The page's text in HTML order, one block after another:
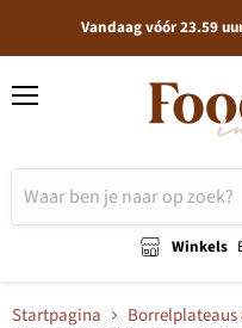
Vandaag vóór 23.59
Winkels
Startpagina